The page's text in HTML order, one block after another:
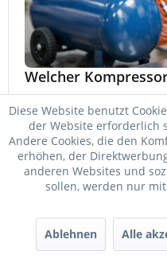
Welcher
wählen Sie Kessel,
passend für Werkstatt,
23. Mai 2026
Diese Website benutzt
der Website erforderlich
Andere Cookies, die den
erhöhen, der
anderen Websites und
sollen, werden nur
Ablehnen Alle